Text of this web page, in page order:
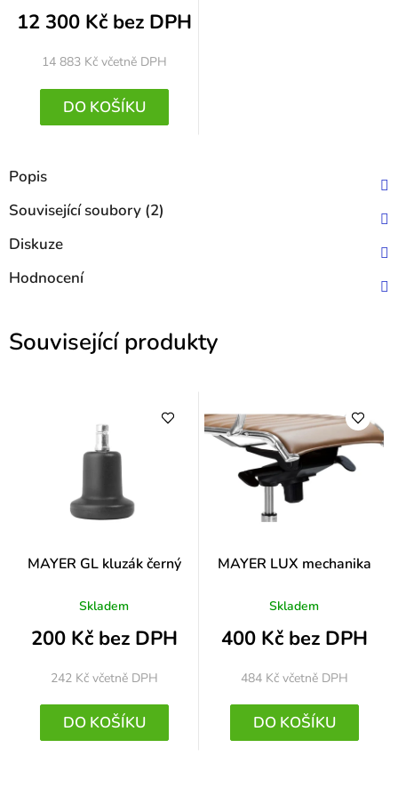
12 300 Kč bez DPH
14 883 Kč včetně DPH
DO KOŠÍKU
Popis
Související soubory (2)
Diskuze
Hodnocení
Související produkty
MAYER GL kluzák černý
Skladem
200 Kč bez DPH
242 Kč včetně DPH
DO KOŠÍKU
MAYER LUX mechanika
Skladem
400 Kč bez DPH
484 Kč včetně DPH
DO KOŠÍKU